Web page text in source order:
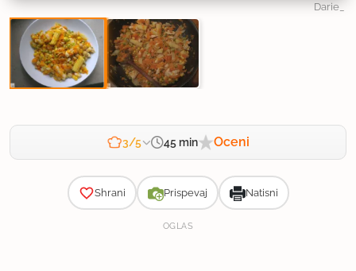
Darie_
3/5 45 min Oceni
Shrani Prispevaj Natisni
OGLAS